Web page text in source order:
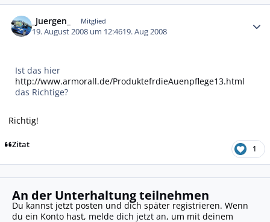
_Juergen_ Mitglied
19. August 2008 um 12:4619. Aug 2008
Ist das hier
http://www.armorall.de/ProduktefrdieAuenpflege13.html
das Richtige?
Richtig!
Zitat 1
An der Unterhaltung teilnehmen
Du kannst jetzt posten und dich später registrieren. Wenn
du ein Konto hast, melde dich jetzt an, um mit deinem